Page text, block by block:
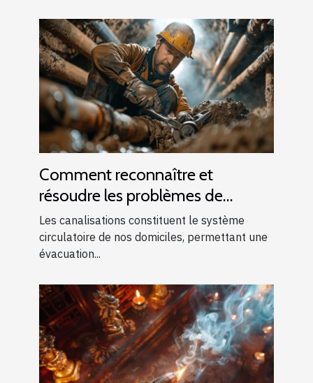
Comment reconnaître et
résoudre les problèmes de
canalisations bouchées
Les canalisations constituent le système
circulatoire de nos domiciles, permettant une
évacuation...